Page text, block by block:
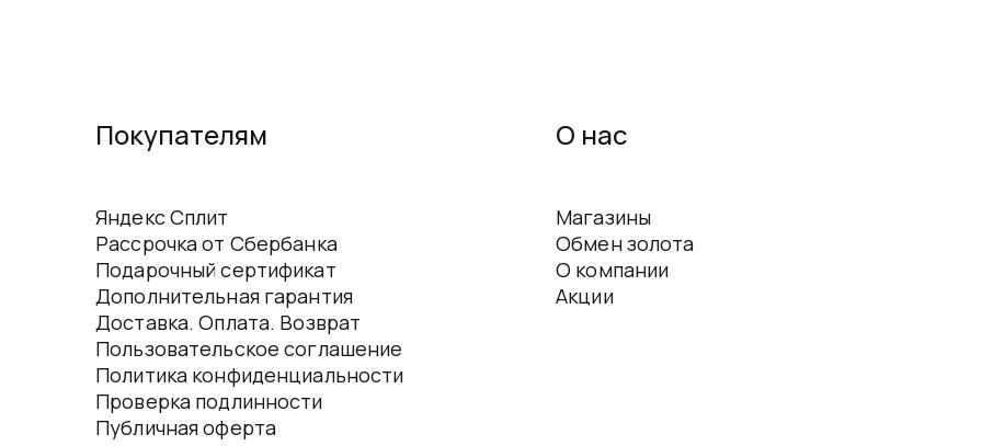
Покупателям
Яндекс Сплит
Рассрочка от Сбербанка
Подарочный сертификат
Дополнительная гарантия
Доставка. Оплата. Возврат
Пользовательское соглашение
Политика конфиденциальности
Проверка подлинности
Публичная оферта
О нас
Магазины
Обмен золота
О компании
Акции